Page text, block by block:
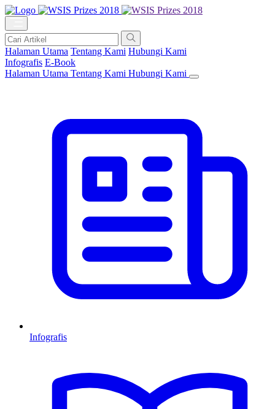
Halaman Utama Tentang Kami Hubungi Kami
Infografis E-Book
Halaman Utama Tentang Kami Hubungi Kami
Infografis